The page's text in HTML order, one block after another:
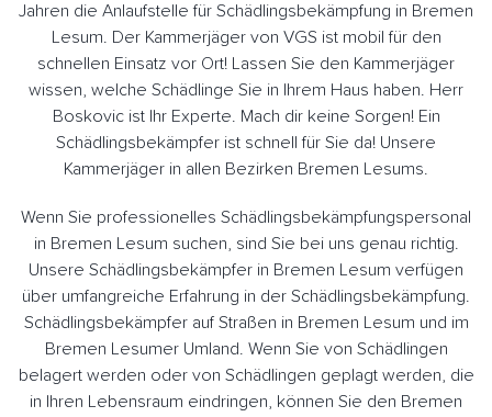
Jahren die Anlaufstelle für Schädlingsbekämpfung in Bremen
Lesum. Der Kammerjäger von VGS ist mobil für den
schnellen Einsatz vor Ort! Lassen Sie den Kammerjäger
wissen, welche Schädlinge Sie in Ihrem Haus haben. Herr
Boskovic ist Ihr Experte. Mach dir keine Sorgen! Ein
Schädlingsbekämpfer ist schnell für Sie da! Unsere
Kammerjäger in allen Bezirken Bremen Lesums.
Wenn Sie professionelles Schädlingsbekämpfungspersonal
in Bremen Lesum suchen, sind Sie bei uns genau richtig.
Unsere Schädlingsbekämpfer in Bremen Lesum verfügen
über umfangreiche Erfahrung in der Schädlingsbekämpfung.
Schädlingsbekämpfer auf Straßen in Bremen Lesum und im
Bremen Lesumer Umland. Wenn Sie von Schädlingen
belagert werden oder von Schädlingen geplagt werden, die
in Ihren Lebensraum eindringen, können Sie den Bremen